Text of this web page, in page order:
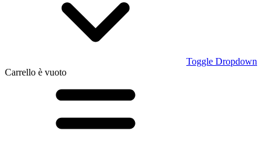
Toggle Dropdown
Carrello è vuoto